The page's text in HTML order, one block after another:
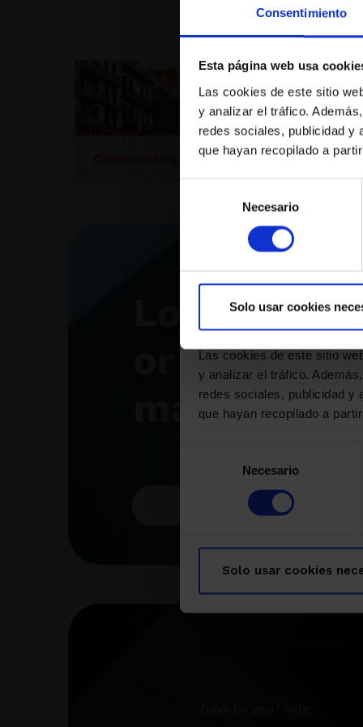
Consentimiento
Esta página web usa
Las cookies de este sitio
y analizar el tráfico.
redes sociales, publicidad y
que hayan recopilado a
consentimiento
Necesario
Solo usar cookies